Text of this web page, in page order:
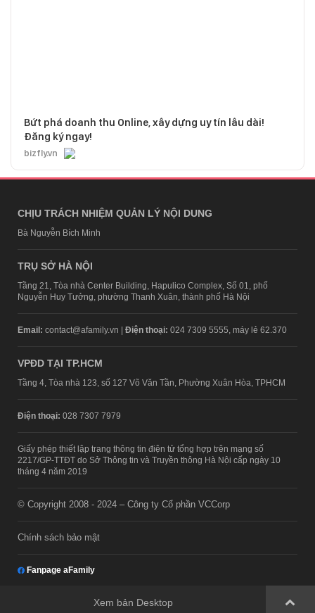
Bứt phá doanh thu Online, xây dựng uy tín lâu dài!
Đăng ký ngay!
bizfly.vn
CHỊU TRÁCH NHIỆM QUẢN LÝ NỘI DUNG
Bà Nguyễn Bích Minh
TRỤ SỞ HÀ NỘI
Tầng 21, Tòa nhà Center Building, Hapulico Complex, Số 01, phố
Nguyễn Huy Tưởng, phường Thanh Xuân, thành phố Hà Nội
Email: contact@afamily.vn | Điện thoại: 024 7309 5555, máy lẻ 62.370
VPĐD TẠI TP.HCM
Tầng 4, Tòa nhà 123, số 127 Võ Văn Tần, Phường Xuân Hòa, TPHCM
Điện thoại: 028 7307 7979
Giấy phép thiết lập trang thông tin điện tử tổng hợp trên mạng số
2217/GP-TTĐT do Sở Thông tin và Truyền thông Hà Nội cấp ngày 10
tháng 4 năm 2019
© Copyright 2008 - 2024 – Công ty Cổ phần VCCorp
Chính sách bảo mật
Fanpage aFamily
Xem bản Desktop